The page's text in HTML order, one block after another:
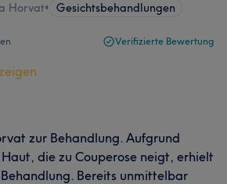
Horvat• Gesichtsbehandlungen
Verifizierte Bewertung
zur Behandlung. Aufgrund
die zu Couperose neigt, erhielt
Bereits unmittelbar